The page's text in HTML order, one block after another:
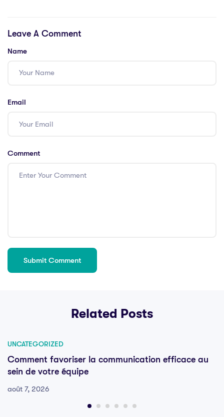
de votre équipe
Leave A Comment
Name
Email
Comment
Related Posts
UNCATEGORIZED
Comment favoriser la communication efficace au
sein de votre équipe
août 7, 2026